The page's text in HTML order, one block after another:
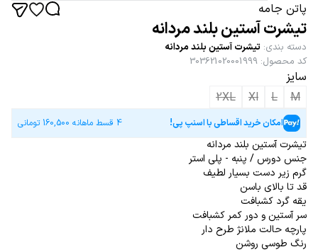
پاتن جامه
تیشرت آستین بلند مردانه
دسته بندی: تیشرت آستین بلند مردانه
کد محصول:
303621020001999
سایز
M
L
Xl
2XL
امکان خرید اقساطی با اسنپ پی! 4 قسط ماهانه 160,500 تومانی
تیشرت آستین بلند مردانه
جنس دورس / پنبه - پلی استر
گرم زیر دست بسیار لطیف
قد تا بالای باسن
یقه گرد کشبافت
سر آستین و دور کمر کشبافت
پارچه حالت ملانژ طرح دار
رنگ طوسی روشن